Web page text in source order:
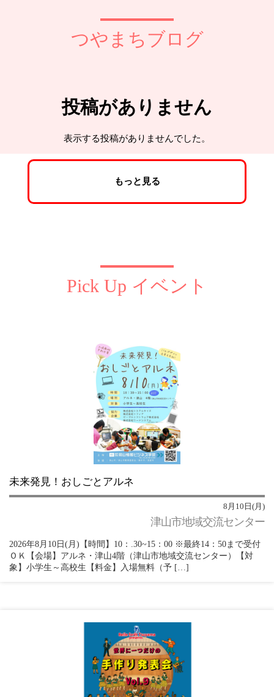
つやまちブログ
投稿がありません
表示する投稿がありませんでした。
もっと見る
Pick Up イベント
未来発見！おしごとアルネ
8月10日(月)
津山市地域交流センター
2026年8月10日(月)【時間】10：.30~15：00 ※最終14：50まで受付
ＯＫ【会場】アルネ・津山4階（津山市地域交流センター）【対
象】小学生～高校生【料金】入場無料（予 […]